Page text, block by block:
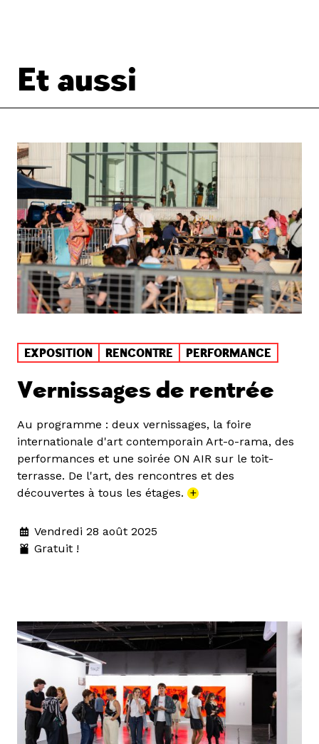
Et aussi
EXPOSITION RENCONTRE PERFORMANCE
Vernissages de rentrée
Au programme : deux vernissages, la foire
internationale d'art contemporain Art-o-rama, des
performances et une soirée ON AIR sur le toit-
terrasse. De l'art, des rencontres et des
découvertes à tous les étages. +
Vendredi 28 août 2025
Gratuit !